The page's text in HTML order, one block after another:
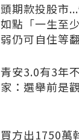
頭期款投股市
如點「一生至
弱仍可自住等
青安3.0有3年
家：選舉前是
買方出1750萬